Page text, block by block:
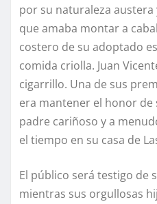
por su naturaleza
que amaba montar a
costero de su adoptado
comida criolla. Juan
cigarrillo. Una de sus
era mantener el honor de
padre cariñoso y a
el tiempo en su casa de
El público será testigo de
mientras sus orgullosas